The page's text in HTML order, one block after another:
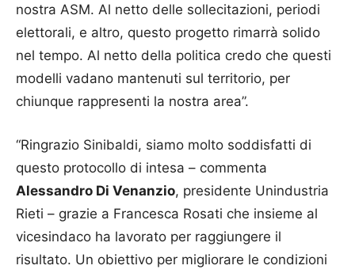
nostra ASM. Al netto delle sollecitazioni, periodi
elettorali, e altro, questo progetto rimarrà solido
nel tempo. Al netto della politica credo che questi
modelli vadano mantenuti sul territorio, per
chiunque rappresenti la nostra area”.
“Ringrazio Sinibaldi, siamo molto soddisfatti di
questo protocollo di intesa – commenta
Alessandro Di Venanzio, presidente Unindustria
Rieti – grazie a Francesca Rosati che insieme al
vicesindaco ha lavorato per raggiungere il
risultato. Un obiettivo per migliorare le condizioni